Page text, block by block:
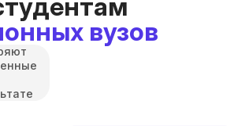
вузов